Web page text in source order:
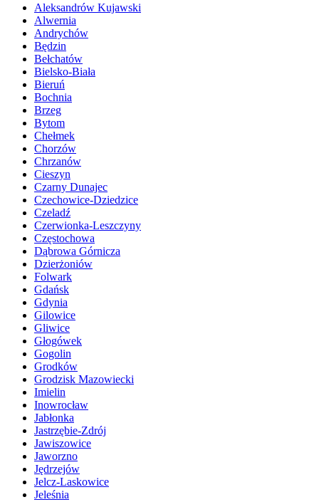
Aleksandrów Kujawski
Alwernia
Andrychów
Będzin
Bełchatów
Bielsko-Biała
Bieruń
Bochnia
Brzeg
Bytom
Chełmek
Chorzów
Chrzanów
Cieszyn
Czarny Dunajec
Czechowice-Dziedzice
Czeladź
Czerwionka-Leszczyny
Częstochowa
Dąbrowa Górnicza
Dzierżoniów
Folwark
Gdańsk
Gdynia
Gilowice
Gliwice
Głogówek
Gogolin
Grodków
Grodzisk Mazowiecki
Imielin
Inowrocław
Jabłonka
Jastrzębie-Zdrój
Jawiszowice
Jaworzno
Jędrzejów
Jelcz-Laskowice
Jeleśnia